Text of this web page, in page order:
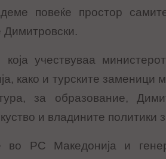
повеќе простор
Димитровски.
учествуваа
како и турските
за образование,
и владините политики
во РС Македонија и